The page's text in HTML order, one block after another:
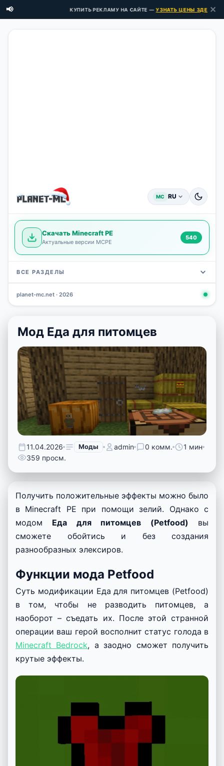
📢 КУПИТЬ РЕКЛАМУ НА САЙТЕ —УЗНАТЬ ЦЕНЫ ЗДЕСЬ → ✕
MC RU
Скачать Minecraft PE
Актуальные версии MCPE
540
ВСЕ РАЗДЕЛЫ
planet-mc.net · 2026
Мод Еда для питомцев
11.04.2026 Моды admin 0 комм.
1 мин
359 просм.
Получить положительные эффекты можно было
в Minecraft PE при помощи зелий. Однако с
модом Еда для питомцев (Petfood) вы
сможете обойтись и без создания
разнообразных элексиров.
Функции мода Petfood
Суть модификации Еда для питомцев (Petfood)
в том, чтобы не разводить питомцев, а
наоборот – съедать их. После этой странной
операции ваш герой восполнит статус голода в
Minecraft Bedrock, а заодно сможет получить
крутые эффекты.